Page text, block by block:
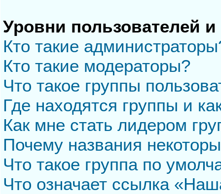
Уровни пользователей
Кто такие
Кто такие модераторы?
Что такое группы
Где находятся группы и
Как мне стать лидером
Почему названия
Что такое группа по
Что означает ссылка